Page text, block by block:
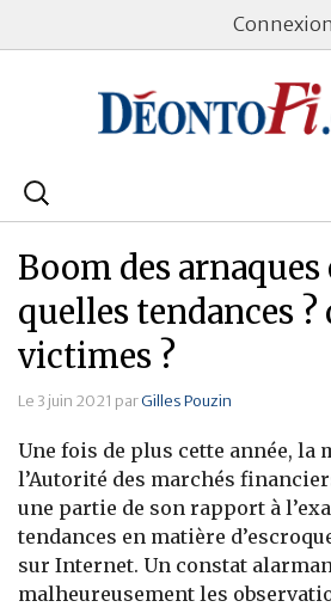
Rechercher
Bourse
Placements
Assurance Vie
Patrimoine
Immobilier
Banque
Boom des
quelles tendances ?
victimes ?
Le 3 juin 2021 parGilles Pouzin
Une fois de plus cette année, la
l’Autorité des marchés
une partie de son rapport à
tendances en matière
sur Internet. Un constat
malheureusement les